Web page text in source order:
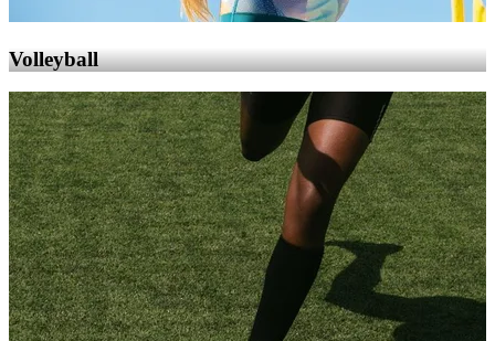
Volleyball